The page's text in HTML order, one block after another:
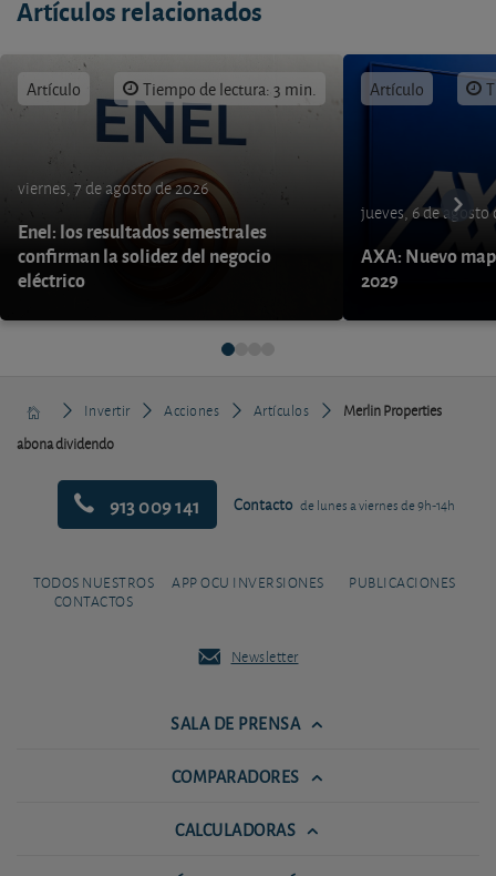
Artículos relacionados
Artículo Tiempo de lectura: 3 min.
viernes, 7 de agosto de 2026
Enel: los resultados semestrales
confirman la solidez del negocio
eléctrico
Artículo
jueves, 6 de agosto
AXA: Nuevo
2029
Invertir Acciones Artículos
Merlin Properties
abona dividendo
913 009 141 Contacto de lunes a viernes de 9h-14h
TODOS NUESTROS
CONTACTOS
APP OCU INVERSIONES PUBLICACIONES
Newsletter
SALA DE PRENSA
COMPARADORES
CALCULADORAS